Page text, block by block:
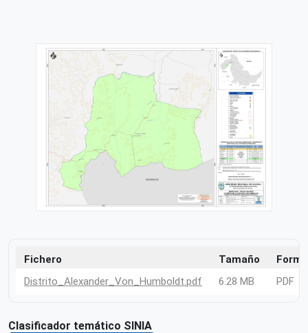
Fichero Tamaño
Distrito_Alexander_Von_Humboldt.pdf
6.28 MB PDF
Clasificador temático SINIA